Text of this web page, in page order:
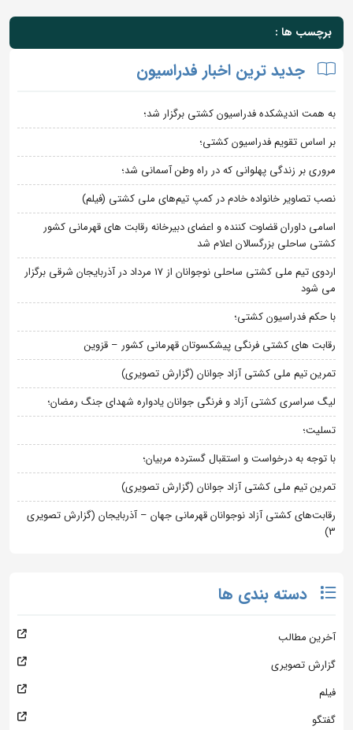
برچسب ها :
جدید ترین اخبار فدراسیون
به همت اندیشکده فدراسیون کشتی برگزار شد؛
بر اساس تقویم فدراسیون کشتی؛
مروری بر زندگی پهلوانی که در راه وطن آسمانی شد؛
نصب تصاویر خانواده خادم در کمپ تیم‌های ملی کشتی (فیلم)
اسامی داوران قضاوت کننده و اعضای دبیرخانه رقابت های قهرمانی کشور
کشتی ساحلی بزرگسالان اعلام شد
اردوی تیم ملی کشتی ساحلی نوجوانان از 17 مرداد در آذربایجان شرقی برگزار
می شود
با حکم فدراسیون کشتی؛
رقابت های کشتی فرنگی پیشکسوتان قهرمانی کشور – قزوین
تمرین تیم ملی کشتی آزاد جوانان (گزارش تصویری)
لیگ سراسری کشتی آزاد و فرنگی جوانان یادواره شهدای جنگ رمضان؛
تسلیت؛
با توجه به درخواست و استقبال گسترده مربیان؛
تمرین تیم ملی کشتی آزاد جوانان (گزارش تصویری)
رقابت‌های کشتی آزاد نوجوانان قهرمانی جهان – آذربایجان (گزارش تصویری
3)
دسته بندی ها
آخرین مطالب
گزارش تصویری
فیلم
گفتگو